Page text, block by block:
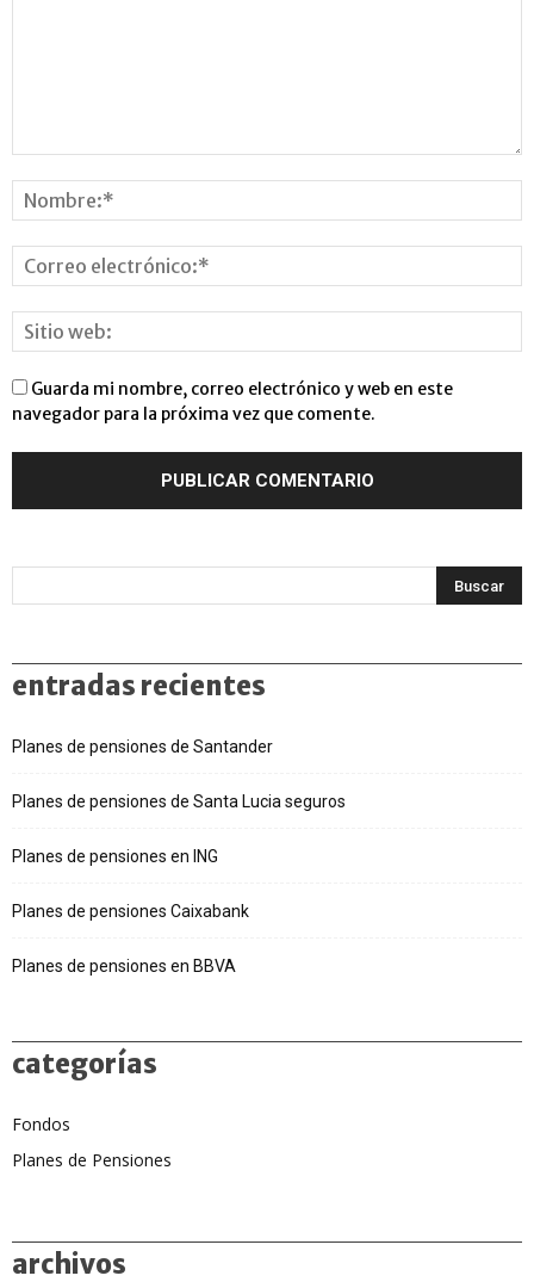
Guarda mi nombre, correo electrónico y web en este
navegador para la próxima vez que comente.
entradas recientes
Planes de pensiones de Santander
Planes de pensiones de Santa Lucia seguros
Planes de pensiones en ING
Planes de pensiones Caixabank
Planes de pensiones en BBVA
categorías
Fondos
Planes de Pensiones
archivos